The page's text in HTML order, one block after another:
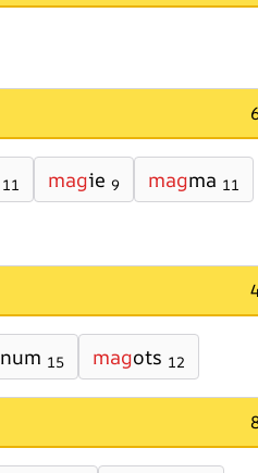
11 magie 9 magma 11
num 15 magots 12